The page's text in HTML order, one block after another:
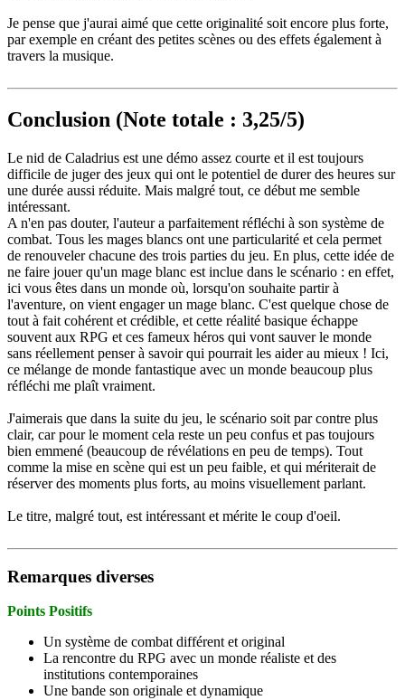
Je pense que j'aurai aimé que cette originalité soit encore plus forte,
par exemple en créant des petites scènes ou des effets également à
travers la musique.
Conclusion (Note totale : 3,25/5)
Le nid de Caladrius est une démo assez courte et il est toujours
difficile de juger des jeux qui ont le potentiel de durer des heures sur
une durée aussi réduite. Mais malgré tout, ce début me semble
intéressant.
A n'en pas douter, l'auteur a parfaitement réfléchi à son système de
combat. Tous les mages blancs ont une particularité et cela permet
de renouveler chacune des trois parties du jeu. En plus, cette idée de
ne faire jouer qu'un mage blanc est inclue dans le scénario : en effet,
ici vous êtes dans un monde où, lorsqu'on souhaite partir à
l'aventure, on vient engager un mage blanc. C'est quelque chose de
tout à fait cohérent et crédible, et cette réalité basique échappe
souvent aux RPG et ces fameux héros qui vont sauver le monde
sans réellement penser à savoir qui pourrait les aider au mieux ! Ici,
ce mélange de monde fantastique avec un monde beaucoup plus
réfléchi me plaît vraiment.
J'aimerais que dans la suite du jeu, le scénario soit par contre plus
clair, car pour le moment cela reste un peu confus et pas toujours
bien emmené (beaucoup de révélations en peu de temps). Tout
comme la mise en scène qui est un peu faible, et qui mériterait de
réserver des moments plus forts, au moins visuellement parlant.
Le titre, malgré tout, est intéressant et mérite le coup d'oeil.
Remarques diverses
Points Positifs
Un système de combat différent et original
La rencontre du RPG avec un monde réaliste et des
institutions contemporaines
Une bande son originale et dynamique